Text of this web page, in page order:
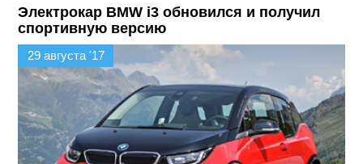
Электрокар BMW i3 обновился и получил
спортивную версию
29 августа '17